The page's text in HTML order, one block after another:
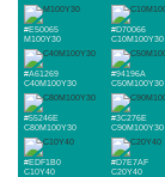
#E50065
M100Y30
#D70066
C10M100Y30
#A61269
C40M100Y30
#94196A
C50M100Y30
#55246E
C80M100Y30
#3C276E
C90M100Y30
#EDF1B0
C10Y40
#D7E7AF
C20Y40